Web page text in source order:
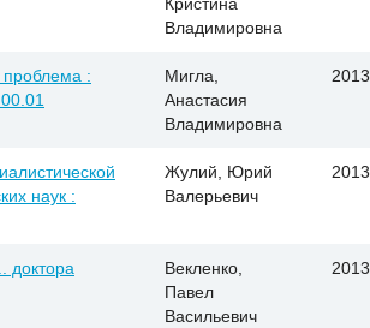
Владимировна
:
Мигла,
Анастасия
Владимировна
2013
наук :
Жулий, Юрий
Валерьевич
2013
доктора
Векленко,
Павел
Васильевич
2013